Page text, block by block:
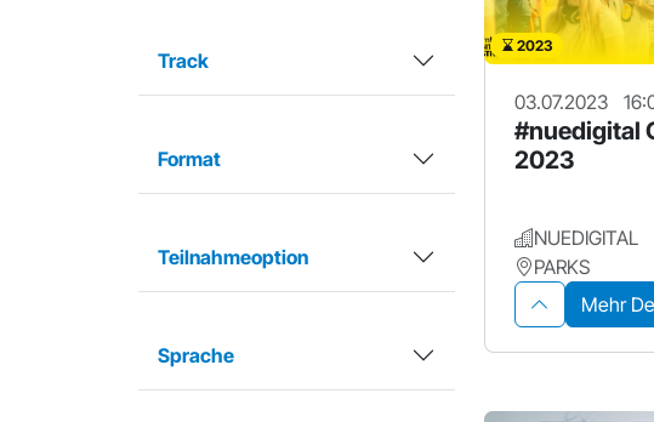
Track
Format
Teilnahmeoption
Sprache
2023
03.07.2023
#nuedigital
2023
NUEDIGITAL
PARKS
Mehr